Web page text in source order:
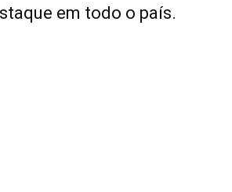
em todo o país.